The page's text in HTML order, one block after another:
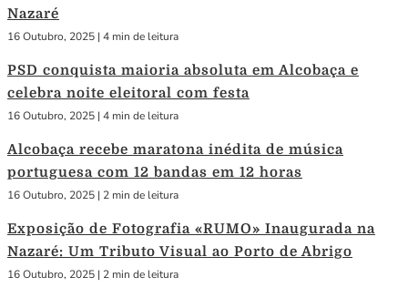
Nazaré
16 Outubro, 2025 | 4 min de leitura
PSD conquista maioria absoluta em Alcobaça e
celebra noite eleitoral com festa
16 Outubro, 2025 | 4 min de leitura
Alcobaça recebe maratona inédita de música
portuguesa com 12 bandas em 12 horas
16 Outubro, 2025 | 2 min de leitura
Exposição de Fotografia «RUMO» Inaugurada na
Nazaré: Um Tributo Visual ao Porto de Abrigo
16 Outubro, 2025 | 2 min de leitura